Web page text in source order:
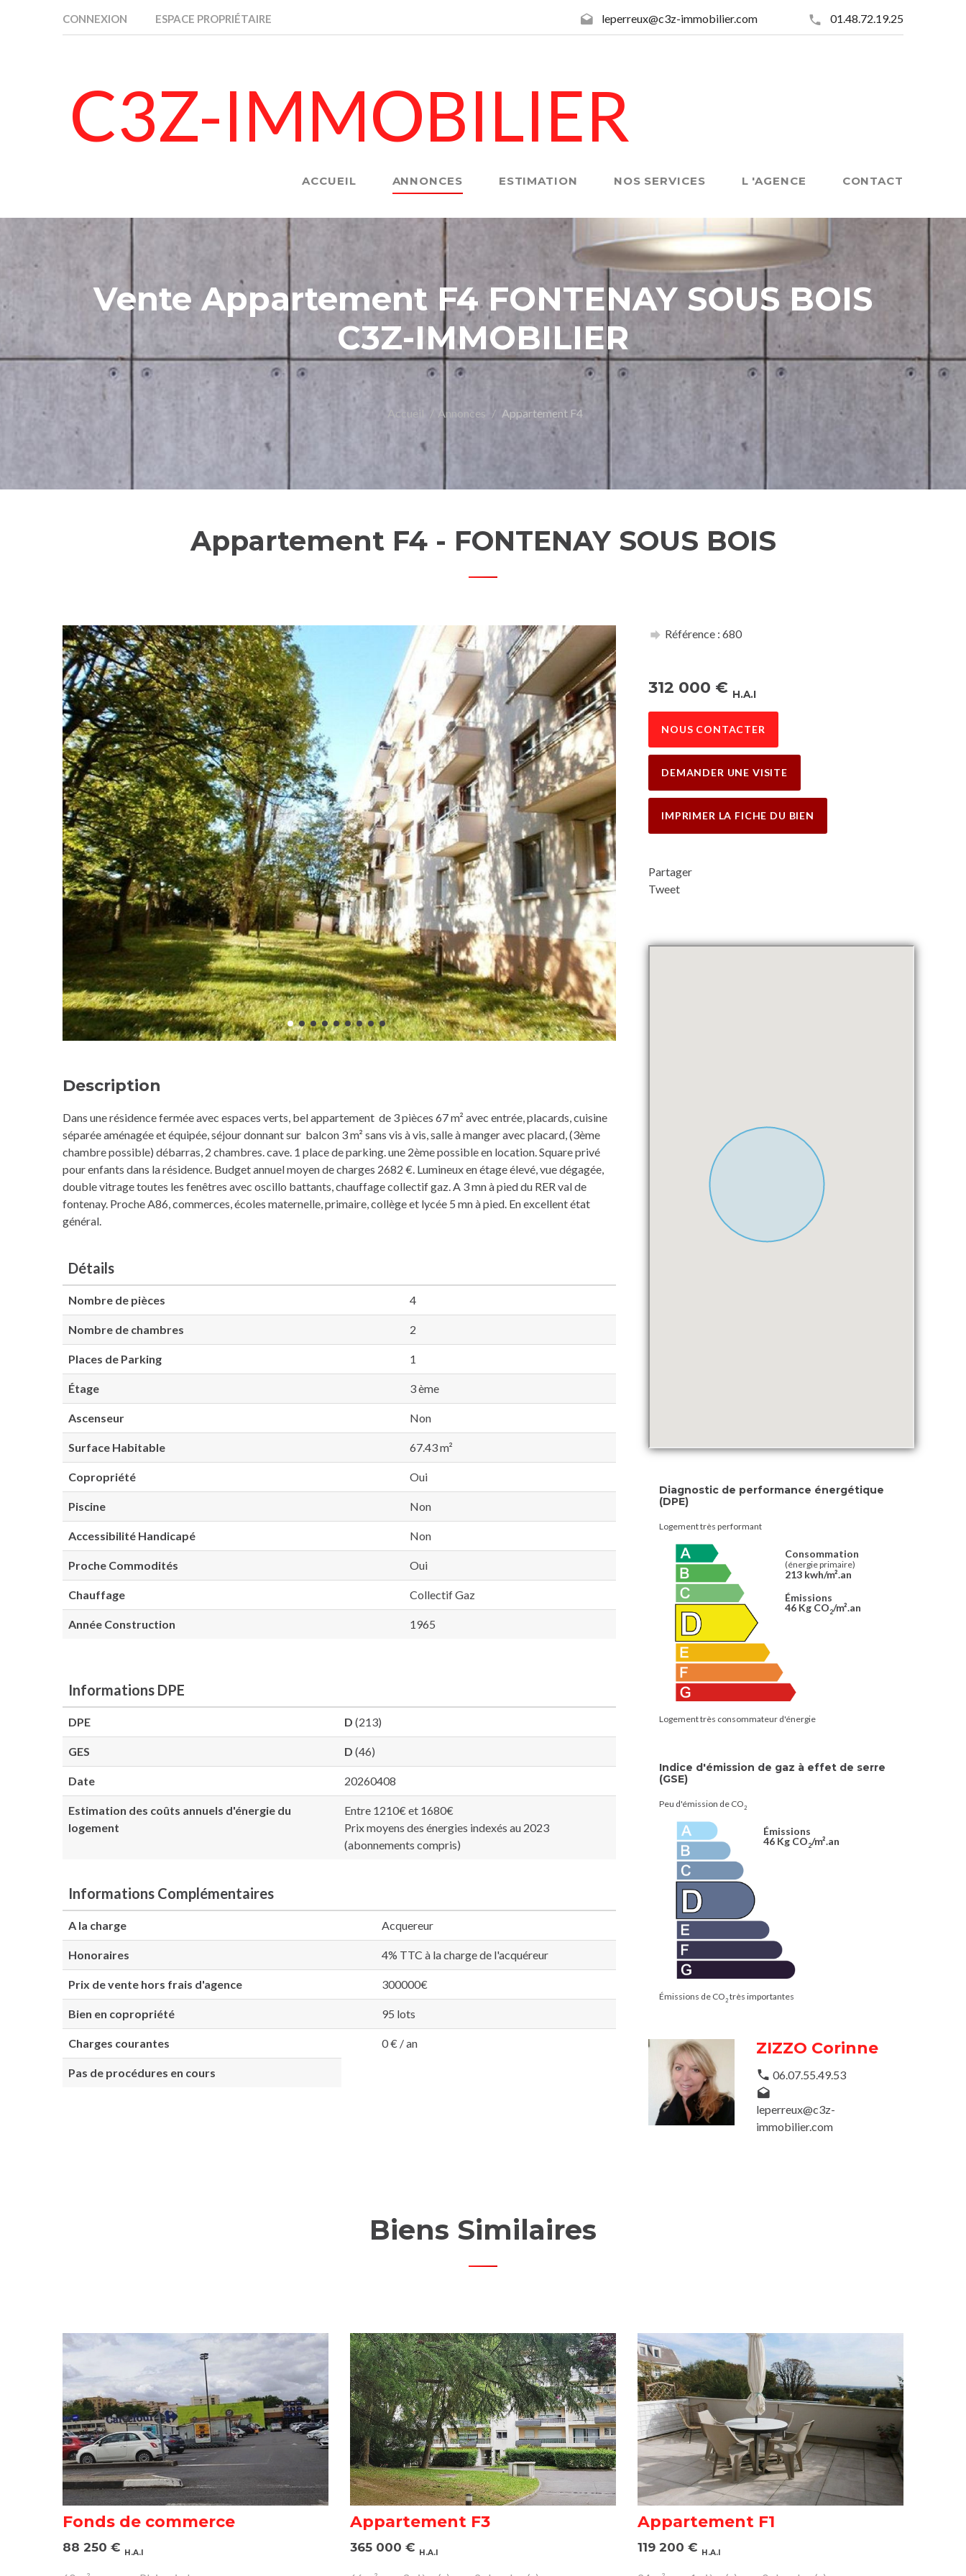
CONNEXION ESPACE PROPRIÉTAIRE leperreux@c3z-immobilier.com 01.48.72.19.25
C3Z-IMMOBILIER
ACCUEIL ANNONCES ESTIMATION NOS SERVICES L 'AGENCE CONTACT
Vente Appartement F4 FONTENAY SOUS BOIS
C3Z-IMMOBILIER
Accueil Annonces Appartement F4
Appartement F4 - FONTENAY SOUS BOIS
Description
Dans une résidence fermée avec espaces verts, bel appartement de 3 pièces 67 m² avec entrée, placards, cuisine
séparée aménagée et équipée, séjour donnant sur balcon 3 m² sans vis à vis, salle à manger avec placard, (3ème
chambre possible) débarras, 2 chambres. cave. 1 place de parking. une 2ème possible en location. Square privé
pour enfants dans la résidence. Budget annuel moyen de charges 2682 €. Lumineux en étage élevé, vue dégagée,
double vitrage toutes les fenêtres avec oscillo battants, chauffage collectif gaz. A 3 mn à pied du RER val de
fontenay. Proche A86, commerces, écoles maternelle, primaire, collège et lycée 5 mn à pied. En excellent état
général.
Détails
Nombre de pièces 4
Nombre de chambres 2
Places de Parking 1
Étage 3 ème
Ascenseur Non
Surface Habitable 67.43 m²
Copropriété Oui
Piscine Non
Accessibilité Handicapé Non
Proche Commodités Oui
Chauffage Collectif Gaz
Année Construction 1965
Informations DPE
DPE D (213)
GES D (46)
Date 20260408
Estimation des coûts annuels d'énergie du
logement
Entre 1210€ et 1680€
Prix moyens des énergies indexés au 2023
(abonnements compris)
Informations Complémentaires
A la charge Acquereur
Honoraires 4% TTC à la charge de l'acquéreur
Prix de vente hors frais d'agence 300000€
Bien en copropriété 95 lots
Charges courantes 0 € / an
Pas de procédures en cours
Diagnostic de performance énergétique
(DPE)
Logement très performant
Logement très consommateur d'énergie
Consommation
(énergie primaire)
213 kwh/m².an
Émissions
46 Kg CO2/m².an
Indice d'émission de gaz à effet de serre
(GSE)
Peu d'émission de CO2
Émissions de CO2 très importantes
Émissions
46 Kg CO2/m².an
ZIZZO Corinne
06.07.55.49.53
leperreux@c3z-
immobilier.com
Référence : 680
312 000 € H.A.I
NOUS CONTACTER
DEMANDER UNE VISITE
IMPRIMER LA FICHE DU BIEN
Partager
Tweet
Biens Similaires
Fonds de commerce
88 250 € H.A.I
Appartement F3
365 000 € H.A.I
Appartement F1
119 200 € H.A.I